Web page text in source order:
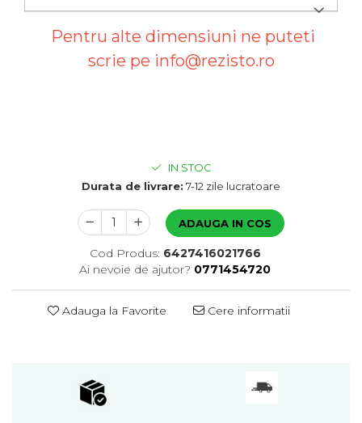
Pentru alte dimensiuni ne puteti
scrie pe info@rezisto.ro
IN STOC
Durata de livrare: 7-12 zile lucratoare
ADAUGA IN COS
Cod Produs: 6427416021766
Ai nevoie de ajutor? 0771454720
Adauga la Favorite Cere informatii